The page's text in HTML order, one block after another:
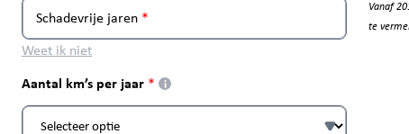
Schadevrije jaren
Weet ik niet
Vanaf
te
Aantal km’s per jaar i